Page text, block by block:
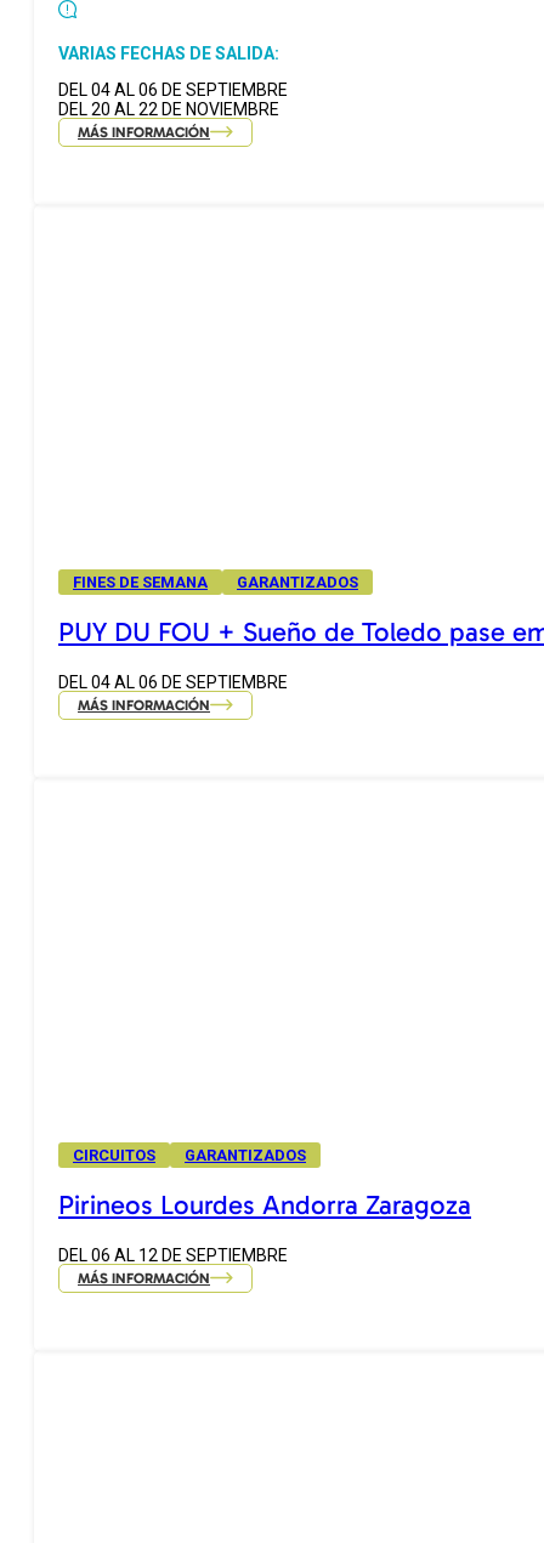
VARIAS FECHAS DE SALIDA:
DEL 04 AL 06 DE SEPTIEMBRE
DEL 20 AL 22 DE NOVIEMBRE
MÁS INFORMACIÓN
FINES DE SEMANA GARANTIZADOS
PUY DU FOU + Sueño de Toledo pase
DEL 04 AL 06 DE SEPTIEMBRE
MÁS INFORMACIÓN
CIRCUITOS GARANTIZADOS
Pirineos Lourdes Andorra Zaragoza
DEL 06 AL 12 DE SEPTIEMBRE
MÁS INFORMACIÓN